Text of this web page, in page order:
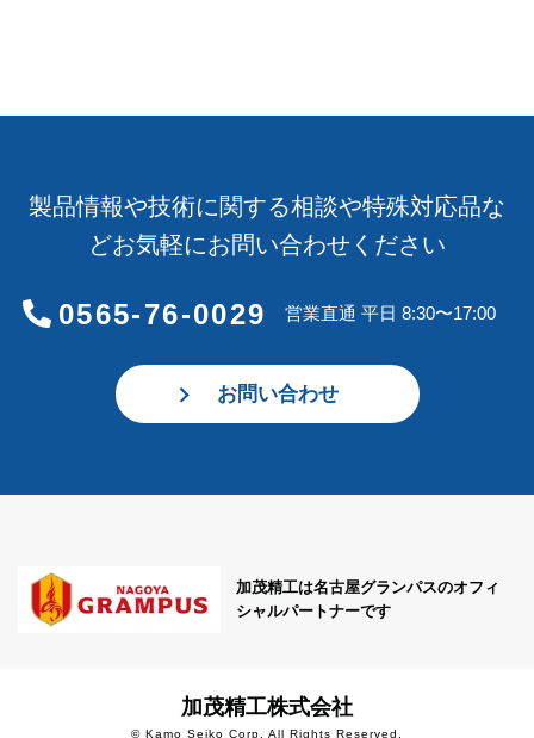
製品情報や技術に関する相談や特殊対応品な
どお気軽にお問い合わせください
0565-76-0029 営業直通 平日 8:30〜17:00
お問い合わせ
加茂精工は名古屋グランパスのオフィ
シャルパートナーです
加茂精工株式会社
© Kamo Seiko Corp. All Rights Reserved.